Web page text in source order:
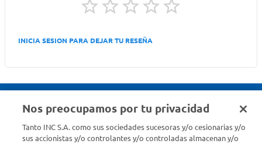
INICIA SESION PARA DEJAR TU RESEÑA
Nos preocupamos por tu privacidad
Tanto INC S.A. como sus sociedades sucesoras y/o cesionarias y/o
sus accionistas y/o controlantes y/o controladas almacenan y/o